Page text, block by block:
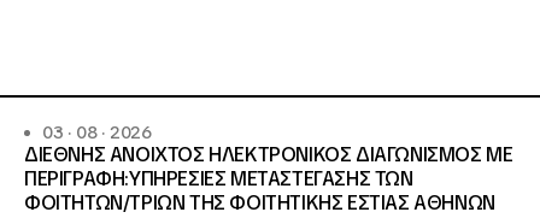
03 · 08 · 2026
ΔΙΕΘΝΗΣ ΑΝΟΙΧΤΟΣ ΗΛΕΚΤΡΟΝΙΚΟΣ ΔΙΑΓΩΝΙΣΜΟΣ ΜΕ
ΠΕΡΙΓΡΑΦΗ:ΥΠΗΡΕΣΙΕΣ METAΣΤΕΓΑΣΗΣ ΤΩΝ
ΦΟΙΤΗΤΩΝ/ΤΡΙΩΝ ΤΗΣ ΦΟΙΤΗΤΙΚΗΣ ΕΣΤΙΑΣ ΑΘΗΝΩΝ